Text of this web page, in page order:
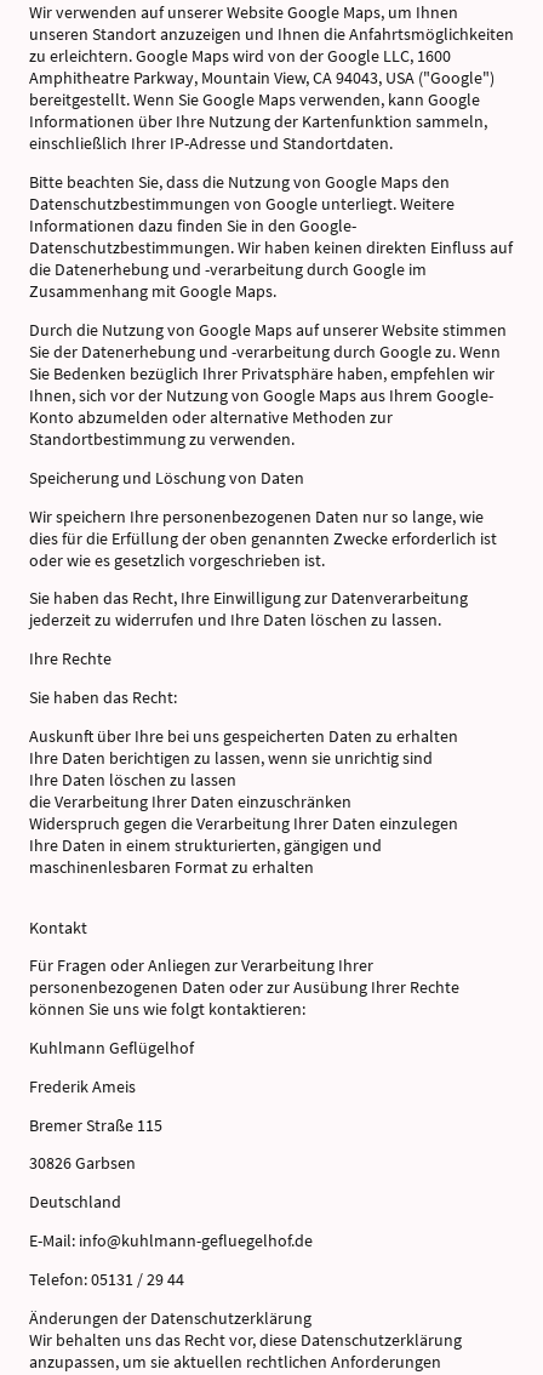
Wir verwenden auf unserer Website Google Maps, um Ihnen
unseren Standort anzuzeigen und Ihnen die Anfahrtsmöglichkeiten
zu erleichtern. Google Maps wird von der Google LLC, 1600
Amphitheatre Parkway, Mountain View, CA 94043, USA ("Google")
bereitgestellt. Wenn Sie Google Maps verwenden, kann Google
Informationen über Ihre Nutzung der Kartenfunktion sammeln,
einschließlich Ihrer IP-Adresse und Standortdaten.
Bitte beachten Sie, dass die Nutzung von Google Maps den
Datenschutzbestimmungen von Google unterliegt. Weitere
Informationen dazu finden Sie in den Google-
Datenschutzbestimmungen. Wir haben keinen direkten Einfluss auf
die Datenerhebung und -verarbeitung durch Google im
Zusammenhang mit Google Maps.
Durch die Nutzung von Google Maps auf unserer Website stimmen
Sie der Datenerhebung und -verarbeitung durch Google zu. Wenn
Sie Bedenken bezüglich Ihrer Privatsphäre haben, empfehlen wir
Ihnen, sich vor der Nutzung von Google Maps aus Ihrem Google-
Konto abzumelden oder alternative Methoden zur
Standortbestimmung zu verwenden.
Speicherung und Löschung von Daten
Wir speichern Ihre personenbezogenen Daten nur so lange, wie
dies für die Erfüllung der oben genannten Zwecke erforderlich ist
oder wie es gesetzlich vorgeschrieben ist.
Sie haben das Recht, Ihre Einwilligung zur Datenverarbeitung
jederzeit zu widerrufen und Ihre Daten löschen zu lassen.
Ihre Rechte
Sie haben das Recht:
Auskunft über Ihre bei uns gespeicherten Daten zu erhalten
Ihre Daten berichtigen zu lassen, wenn sie unrichtig sind
Ihre Daten löschen zu lassen
die Verarbeitung Ihrer Daten einzuschränken
Widerspruch gegen die Verarbeitung Ihrer Daten einzulegen
Ihre Daten in einem strukturierten, gängigen und
maschinenlesbaren Format zu erhalten
Kontakt
Für Fragen oder Anliegen zur Verarbeitung Ihrer
personenbezogenen Daten oder zur Ausübung Ihrer Rechte
können Sie uns wie folgt kontaktieren:
Kuhlmann Geflügelhof
Frederik Ameis
Bremer Straße 115
30826 Garbsen
Deutschland
E-Mail: info@kuhlmann-gefluegelhof.de
Telefon: 05131 / 29 44
Änderungen der Datenschutzerklärung
Wir behalten uns das Recht vor, diese Datenschutzerklärung
anzupassen, um sie aktuellen rechtlichen Anforderungen